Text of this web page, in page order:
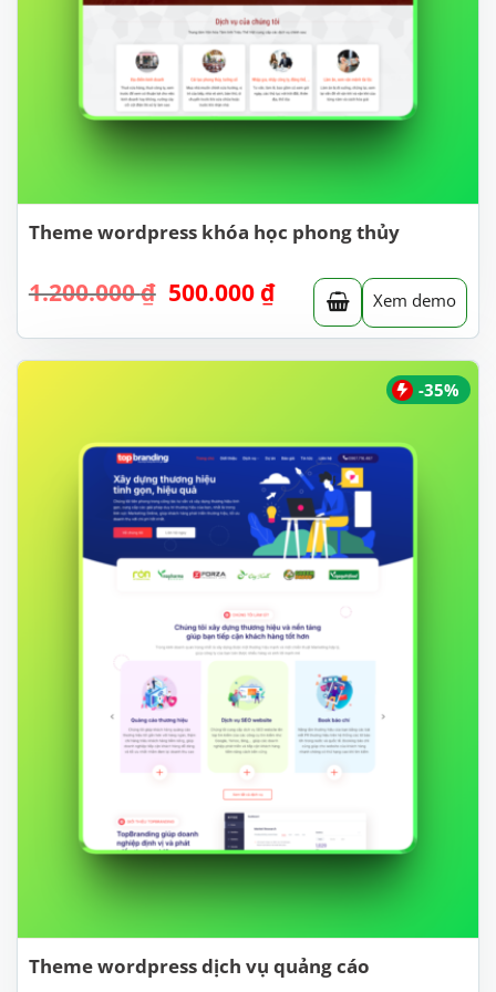
Theme wordpress khóa học phong thủy
1.200.000₫ Giá
là:
1.200.000 ₫.
500.000 ₫Giá
hiện
tại
là:
Xem demo
-35%
Theme wordpress dịch vụ quảng cáo